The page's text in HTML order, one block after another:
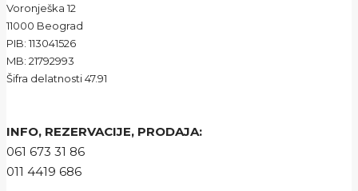
Voronješka 12
11000 Beograd
PIB: 113041526
MB: 21792993
Šifra delatnosti 47.91
INFO, REZERVACIJE, PRODAJA:
061 673 31 86
011 4419 686